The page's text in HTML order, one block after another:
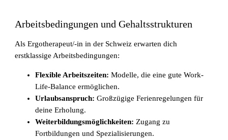
Arbeitsbedingungen und Gehaltsstrukturen
Als Ergotherapeut/-in in der Schweiz erwarten dich
erstklassige Arbeitsbedingungen:
Flexible Arbeitszeiten: Modelle, die eine gute Work-
Life-Balance ermöglichen.
Urlaubsanspruch: Großzügige Ferienregelungen für
deine Erholung.
Weiterbildungsmöglichkeiten: Zugang zu
Fortbildungen und Spezialisierungen.